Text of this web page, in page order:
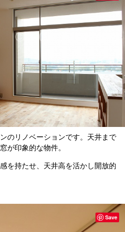
のリノベーションです。天井まで
が印象的な物件。
を持たせ、天井高を活かし開放的
Save